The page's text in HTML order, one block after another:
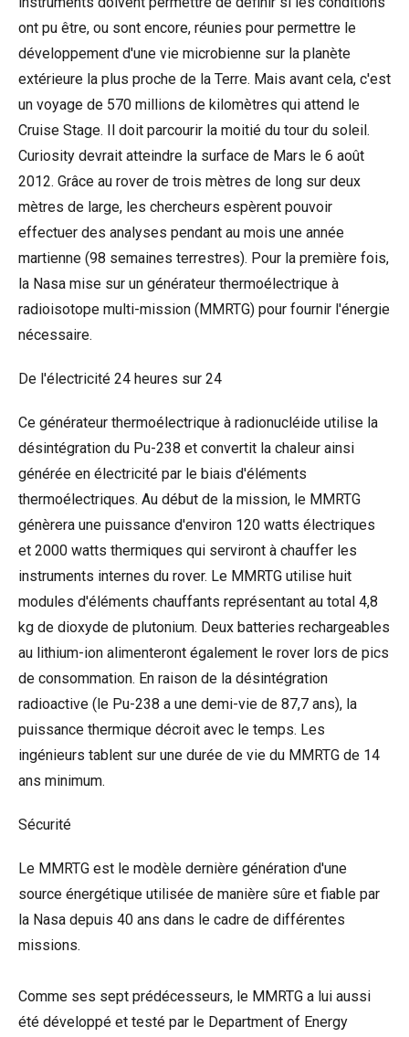
ont pu être, ou sont encore, réunies pour permettre le
développement d'une vie microbienne sur la planète
extérieure la plus proche de la Terre. Mais avant cela, c'est
un voyage de 570 millions de kilomètres qui attend le
Cruise Stage. Il doit parcourir la moitié du tour du soleil.
Curiosity devrait atteindre la surface de Mars le 6 août
2012. Grâce au rover de trois mètres de long sur deux
mètres de large, les chercheurs espèrent pouvoir
effectuer des analyses pendant au mois une année
martienne (98 semaines terrestres). Pour la première fois,
la Nasa mise sur un générateur thermoélectrique à
radioisotope multi-mission (MMRTG) pour fournir l'énergie
nécessaire.
De l'électricité 24 heures sur 24
Ce générateur thermoélectrique à radionucléide utilise la
désintégration du Pu-238 et convertit la chaleur ainsi
générée en électricité par le biais d'éléments
thermoélectriques. Au début de la mission, le MMRTG
génèrera une puissance d'environ 120 watts électriques
et 2000 watts thermiques qui serviront à chauffer les
instruments internes du rover. Le MMRTG utilise huit
modules d'éléments chauffants représentant au total 4,8
kg de dioxyde de plutonium. Deux batteries rechargeables
au lithium-ion alimenteront également le rover lors de pics
de consommation. En raison de la désintégration
radioactive (le Pu-238 a une demi-vie de 87,7 ans), la
puissance thermique décroit avec le temps. Les
ingénieurs tablent sur une durée de vie du MMRTG de 14
ans minimum.
Sécurité
Le MMRTG est le modèle dernière génération d'une
source énergétique utilisée de manière sûre et fiable par
la Nasa depuis 40 ans dans le cadre de différentes
missions.
Comme ses sept prédécesseurs, le MMRTG a lui aussi
été développé et testé par le Department of Energy